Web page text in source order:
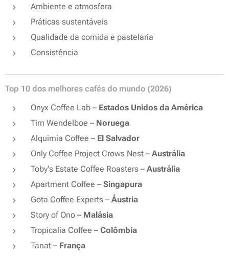
Ambiente e atmosfera
Práticas sustentáveis
Qualidade da comida e pastelaria
Consistência
Top 10 dos melhores cafés do mundo (2026)
Onyx Coffee Lab – Estados Unidos da América
Tim Wendelboe – Noruega
Alquimia Coffee – El Salvador
Only Coffee Project Crows Nest – Austrália
Toby's Estate Coffee Roasters – Austrália
Apartment Coffee – Singapura
Gota Coffee Experts – Áustria
Story of Ono – Malásia
Tropicalia Coffee – Colômbia
Tanat – França